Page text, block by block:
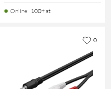
Online: 100+ st
0